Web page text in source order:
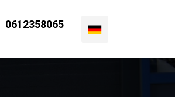
0612358065